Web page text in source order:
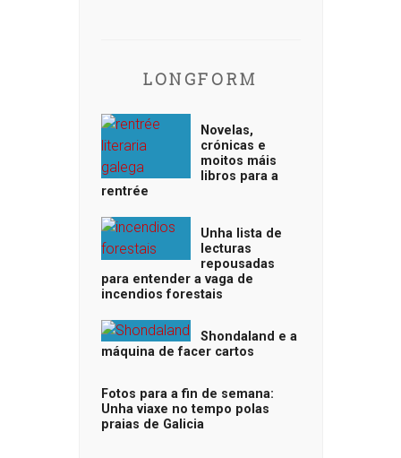
LONGFORM
Novelas,
crónicas e
moitos máis
libros para a
rentrée
Unha lista de
lecturas
repousadas
para entender a vaga de
incendios forestais
Shondaland e a
máquina de facer cartos
Fotos para a fin de semana:
Unha viaxe no tempo polas
praias de Galicia